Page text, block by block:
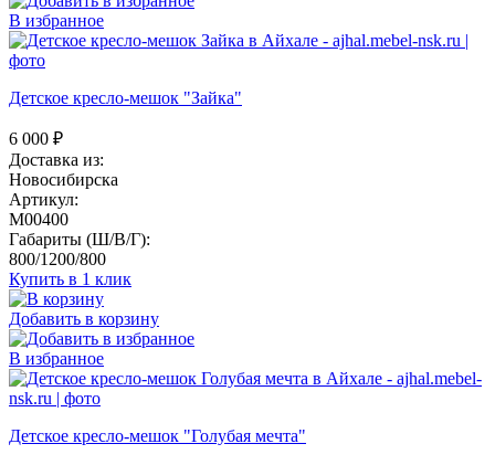
В избранное
Детское кресло-мешок "Зайка"
6 000 ₽
Доставка из:
Новосибирска
Артикул:
M00400
Габариты (Ш/В/Г):
800/1200/800
Купить в 1 клик
Добавить в корзину
В избранное
Детское кресло-мешок "Голубая мечта"